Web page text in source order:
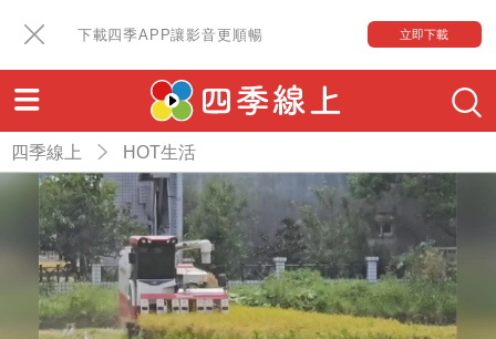
下載四季APP讓影音更順暢 立即下載
四季線上 HOT生活